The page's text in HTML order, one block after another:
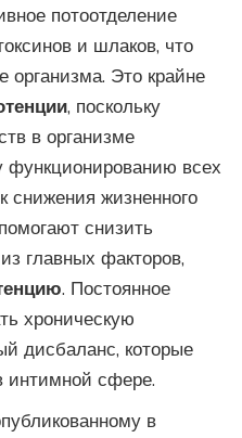
потоотделение
и шлаков, что
Это крайне
, поскольку
в организме
функционированию всех
снижения жизненного
снизить
главных факторов,
. Постоянное
хроническую
дисбаланс, которые
интимной сфере.
в